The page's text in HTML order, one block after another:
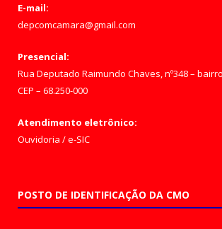
E-mail:
depcomcamara@gmail.com
Presencial:
Rua Deputado Raimundo Chaves, nº348 –
CEP – 68.250-000
Atendimento eletrônico:
Ouvidoria /e-SIC
POSTO DE IDENTIFICAÇÃO DA CMO